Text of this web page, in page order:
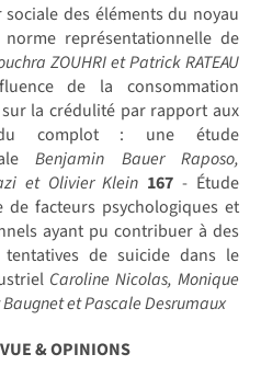
des éléments du noyau
représentationnelle de
ZOUHRI et Patrick RATEAU
de la consommation
la crédulité par rapport aux
complot : une étude
Benjamin Bauer Raposo,
et Olivier Klein 167 - Étude
de facteurs psychologiques et
ayant pu contribuer à des
de suicide dans le
Caroline Nicolas, Monique
Baugnet et Pascale Desrumaux
& OPINIONS